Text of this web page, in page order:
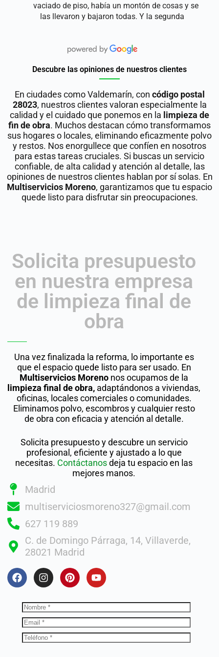
Descubre las opiniones de nuestros clientes
En ciudades como Valdemarín, con código postal
28023, nuestros clientes valoran especialmente la
calidad y el cuidado que ponemos en la limpieza de
fin de obra. Muchos destacan cómo transformamos
sus hogares o locales, eliminando eficazmente polvo
y restos. Nos enorgullece que confíen en nosotros
para estas tareas cruciales. Si buscas un servicio
confiable, de alta calidad y atención al detalle, las
opiniones de nuestros clientes hablan por sí solas. En
Multiservicios Moreno, garantizamos que tu espacio
quede listo para disfrutar sin preocupaciones.
vaciado de piso, había un montón de cosas y se
las llevaron y bajaron todas. Y la segunda
Solicita presupuesto
en nuestra empresa
de limpieza final de
obra
Una vez finalizada la reforma, lo importante es
que el espacio quede listo para ser usado. En
Multiservicios Moreno nos ocupamos de la
limpieza final de obra, adaptándonos a viviendas,
oficinas, locales comerciales o comunidades.
Eliminamos polvo, escombros y cualquier resto
de obra con eficacia y atención al detalle.
Solicita presupuesto y descubre un servicio
profesional, eficiente y ajustado a lo que
necesitas. Contáctanosdeja tu espacio en las
mejores manos.
Madrid
multiserviciosmoreno327@gmail.com
627 119 889
C. de Domingo Párraga, 14, Villaverde,
28021 Madrid